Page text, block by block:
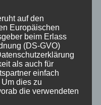
sind die Bretter
macht
garantiert. (Bitte NICHT
Bretter sind in
erhältlich.
auf den
Europäischen
beim Erlass
(DS-GVO)
als auch für
einfach
dies zu
die verwendeten